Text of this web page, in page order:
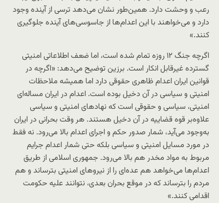
رعب و وحشت دارد. همین‌طور نشان می‌دهد ترسی از آینده وجود
دارد و می‌خواهند با این اعدام‌ها از جاسوسی‌های آینده جلوگیری
کنند.»
اگرچه جنگ ۱۲ روزه تمام شده است، اما ضعف اطلاعاتی امنیتی
گسترده غیرقابل انکار است. برزین توضیح می‌دهد: «اگرچه در
قوانین ایران اعدام ظاهری حقوقی دارد اما همیشه ملاحظات
امنیتی و سیاسی در آن دخیل بوده است. اعدام در ایران مساله‌ای
امنیتی، سیاسی و حقوقی است که نهادهای امنیتی و سیاسی
علاوه‌بر قوه قضاییه در آن دخیل هستند. هر وقت بحرانی در ایران
به‌وجود می‌آید، شمار صدور حکم و اجرای اعدام بالا می‌رود. نه فقط
در مورد مسایل امنیتی و سیاسی بلکه حتی شمار اعدام جرایم
مربوط به مواد مخدر هم بالا می‌رود. جمهوری اسلامی از طریق
اعدام‌ها می‌خواهد هم عده‌ای را از نیروهای امنیتی بترساند و هم
مردم را بترساند که در موقع بحران بعدی، نتوانند علیه حکومت
اقدامی کنند.»